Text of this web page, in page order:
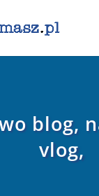
blog,
vlog,